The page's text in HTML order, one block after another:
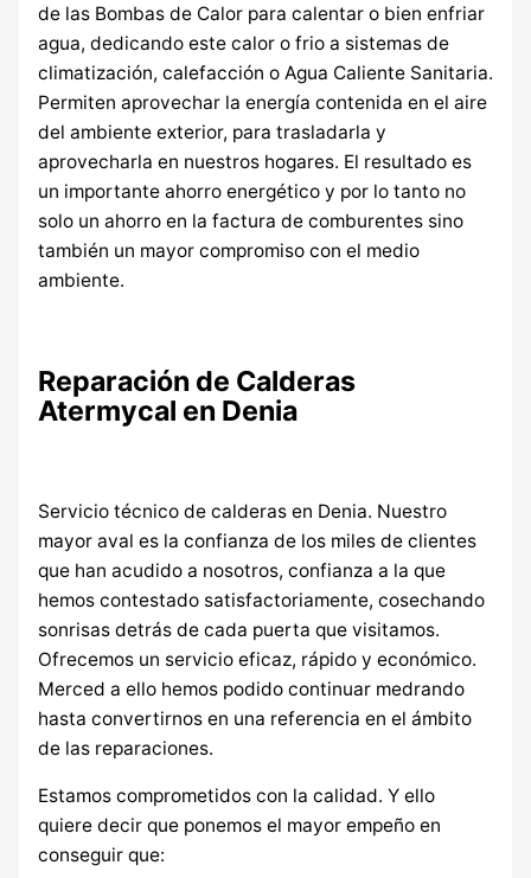
de las Bombas de Calor para calentar o bien enfriar
agua, dedicando este calor o frio a sistemas de
climatización, calefacción o Agua Caliente Sanitaria.
Permiten aprovechar la energía contenida en el aire
del ambiente exterior, para trasladarla y
aprovecharla en nuestros hogares. El resultado es
un importante ahorro energético y por lo tanto no
solo un ahorro en la factura de comburentes sino
también un mayor compromiso con el medio
ambiente.
Reparación de Calderas
Atermycal en Denia
Servicio técnico de calderas en Denia. Nuestro
mayor aval es la confianza de los miles de clientes
que han acudido a nosotros, confianza a la que
hemos contestado satisfactoriamente, cosechando
sonrisas detrás de cada puerta que visitamos.
Ofrecemos un servicio eficaz, rápido y económico.
Merced a ello hemos podido continuar medrando
hasta convertirnos en una referencia en el ámbito
de las reparaciones.
Estamos comprometidos con la calidad. Y ello
quiere decir que ponemos el mayor empeño en
conseguir que: